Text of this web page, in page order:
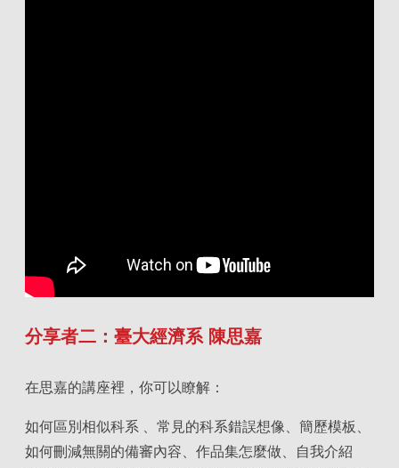
分享者二：臺大經濟系 陳思嘉
在思嘉的講座裡，你可以瞭解：
如何區別相似科系 、常見的科系錯誤想像、簡歷模板、
如何刪減無關的備審內容、作品集怎麼做、自我介紹